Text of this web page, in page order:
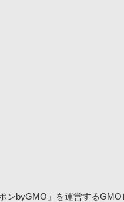
ポンbyGMO」を運営する